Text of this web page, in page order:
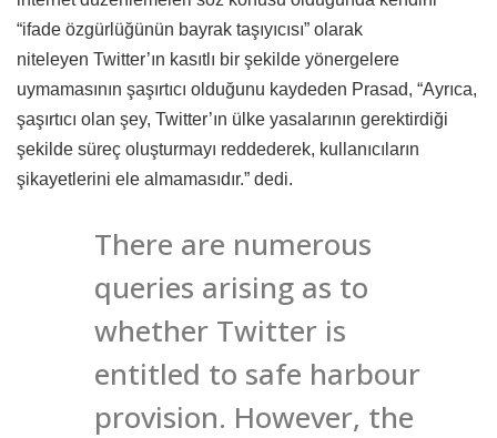
“ifade özgürlüğünün bayrak taşıyıcısı” olarak
niteleyen Twitter’ın kasıtlı bir şekilde yönergelere
uymamasının şaşırtıcı olduğunu kaydeden Prasad, “Ayrıca,
şaşırtıcı olan şey, Twitter’ın ülke yasalarının gerektirdiği
şekilde süreç oluşturmayı reddederek, kullanıcıların
şikayetlerini ele almamasıdır.” dedi.
There are numerous
queries arising as to
whether Twitter is
entitled to safe harbour
provision. However, the